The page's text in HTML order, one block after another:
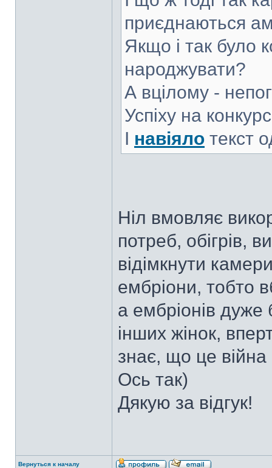
приєднаються
Якщо і так було
народжувати?
А вцілому -
Успіху на
І навіяло текст
Ніл вмовляє
потреб, обігрів,
відімкнути
ембріони, тобто
а ембріонів дуже
інших жінок,
знає, що це війна
Ось так)
Дякую за відгук!
Вернуться к началу